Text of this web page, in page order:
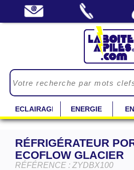
ECLAIRAGE ENERGIE
RÉFRIGÉRATEUR
ECOFLOW GLACIER
RÉFÉRENCE : ZYDBX100